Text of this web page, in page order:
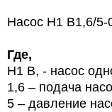
Насос Н1 В1,6/5-
Где,
Н1 В, - насос
1,6 – подача
5 – давление